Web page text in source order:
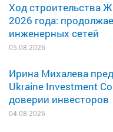
Ход строительства
2026 года:
инженерных сетей
05.08.2026
Ирина Михалева
Ukraine Investment
доверии инвесторов
04.08.2026